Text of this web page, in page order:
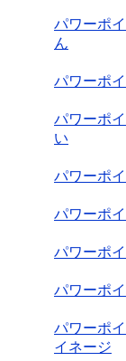
パワーポ
ん
パワーポ
パワーポ
い
パワーポ
パワーポ
パワーポ
パワーポ
パワーポ
イネージ